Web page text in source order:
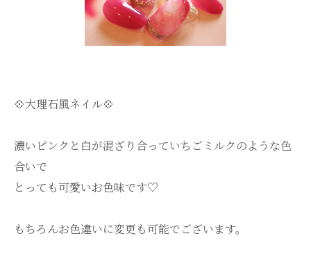
💠大理石風ネイル💠
濃いピンクと白が混ざり合っていちごミルクのような色
合いで
とっても可愛いお色味です♡
もちろんお色違いに変更も可能でございます。